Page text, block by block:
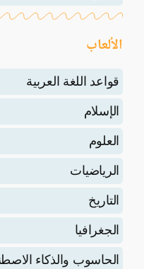
الألعاب
قواعد اللغة العربية
الإسلام
العلوم
الرياضيات
التاريخ
الجغرافيا
الحاسوب والذكاء